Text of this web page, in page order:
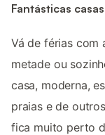
Fantásticas
Vá de férias com
metade ou
casa, moderna,
praias e de
fica muito perto